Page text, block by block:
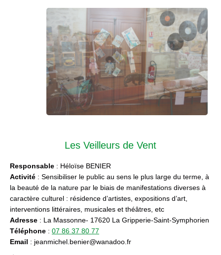
Les Veilleurs de Vent
Responsable : Héloïse BENIER
Activité : Sensibiliser le public au sens le plus large du terme, à
la beauté de la nature par le biais de manifestations diverses à
caractère culturel : résidence d’artistes, expositions d’art,
interventions littéraires, musicales et théâtres, etc
Adresse : La Massonne- 17620 La Gripperie-Saint-Symphorien
Téléphone : 07 86 37 80 77
Email : jeanmichel.benier@wanadoo.fr